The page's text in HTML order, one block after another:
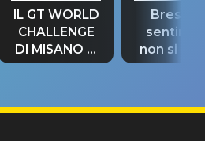
IL GT WORLD
CHALLENGE
DI MISANO si
riconferma
Bresh:
non si
fino alla